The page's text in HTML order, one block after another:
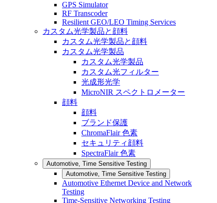
GPS Simulator
RF Transcoder
Resilient GEO/LEO Timing Services
カスタム光学製品と顔料
カスタム光学製品と顔料
カスタム光学製品
カスタム光学製品
カスタム光フィルター
光成形光学
MicroNIR スペクトロメーター
顔料
顔料
ブランド保護
ChromaFlair 色素
セキュリティ顔料
SpectraFlair 色素
Automotive, Time Sensitive Testing
Automotive, Time Sensitive Testing
Automotive Ethernet Device and Network
Testing
Time-Sensitive Networking Testing